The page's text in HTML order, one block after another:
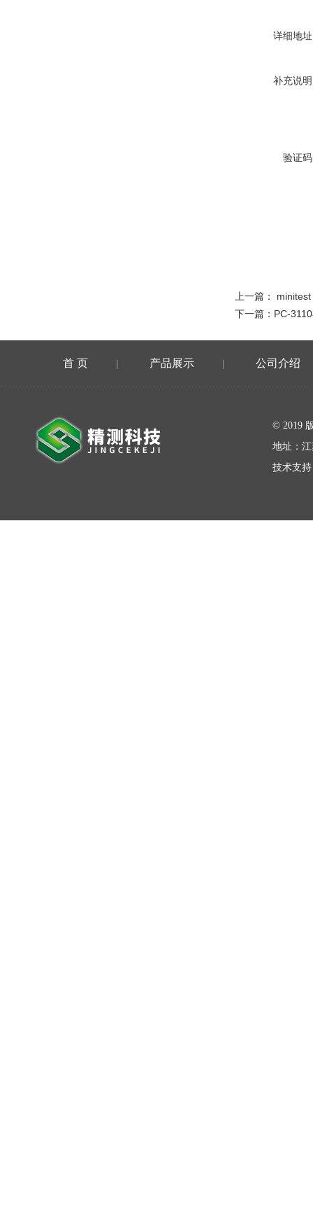
详细地
补充说
验证
上一篇：
下一篇： PC-
首 页 | 产品展示 | 公司介绍
© 2019
地址：
技术支